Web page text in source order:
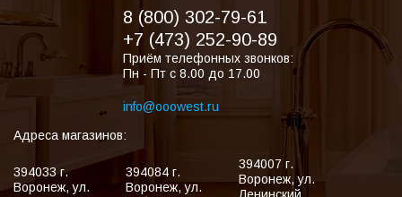
8 (800) 302-79-61
+7 (473) 252-90-89
Приём телефонных звонков:
Пн - Пт с 8.00 до 17.00
info@ooowest.ru
Адреса магазинов:
394033 г.
Воронеж,ул.
394084 г.
Воронеж,ул.
394007 г.
Воронеж,ул.